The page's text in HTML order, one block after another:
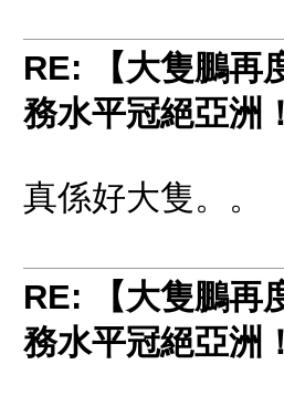
RE: 【大隻鵬再
務水平冠絕亞洲！
真係好大隻。。
RE: 【大隻鵬再
務水平冠絕亞洲！